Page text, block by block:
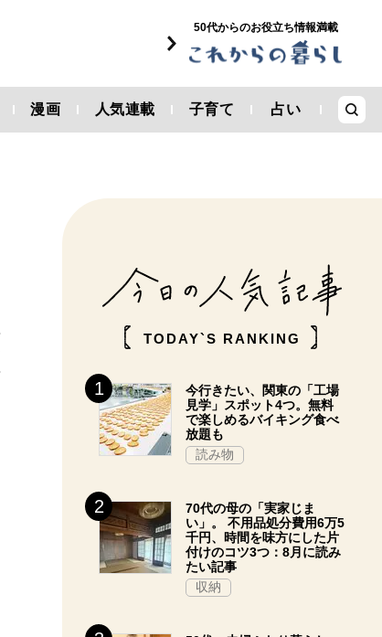
50代からのお役立ち情報満載
漫画 人気連載 子育て 占い
TODAY`S RANKING
今行きたい、関東の「工場
見学」スポット4つ。無料
で楽しめるバイキング食べ
放題も
読み物
70代の母の「実家じま
い」。 不用品処分費用6万5
千円、時間を味方にした片
付けのコツ3つ：8月に読み
たい記事
収納